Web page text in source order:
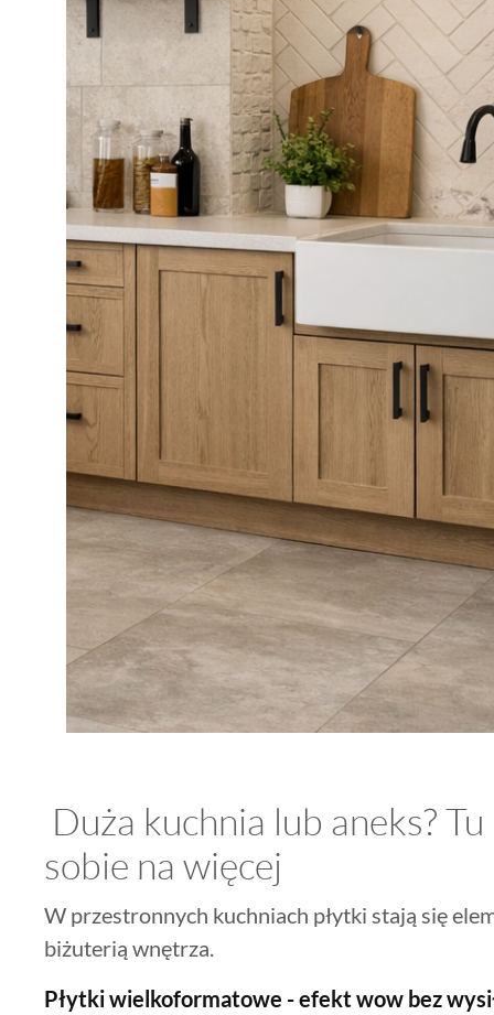
Duża kuchnia lub aneks?
sobie na więcej
W przestronnych kuchniach płytki stają się
biżuterią wnętrza.
Płytki wielkoformatowe - efekt wow bez